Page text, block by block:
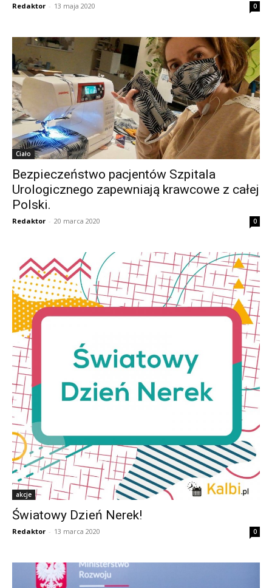
Redaktor - 13 maja 2020 0
Ciało
Bezpieczeństwo pacjentów Szpitala
Urologicznego zapewniają krawcowe z całej
Polski.
Redaktor - 20 marca 2020 0
akcje
Światowy Dzień Nerek!
Redaktor - 13 marca 2020 0